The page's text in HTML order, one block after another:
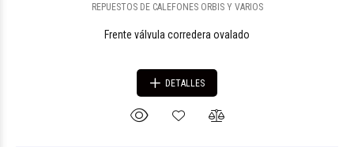
REPUESTOS DE CALEFONES ORBIS Y VARIOS
Frente válvula corredera ovalado
DETALLES